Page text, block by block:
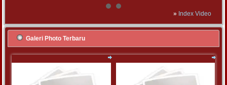
» Index Video
Galeri Photo Terbaru